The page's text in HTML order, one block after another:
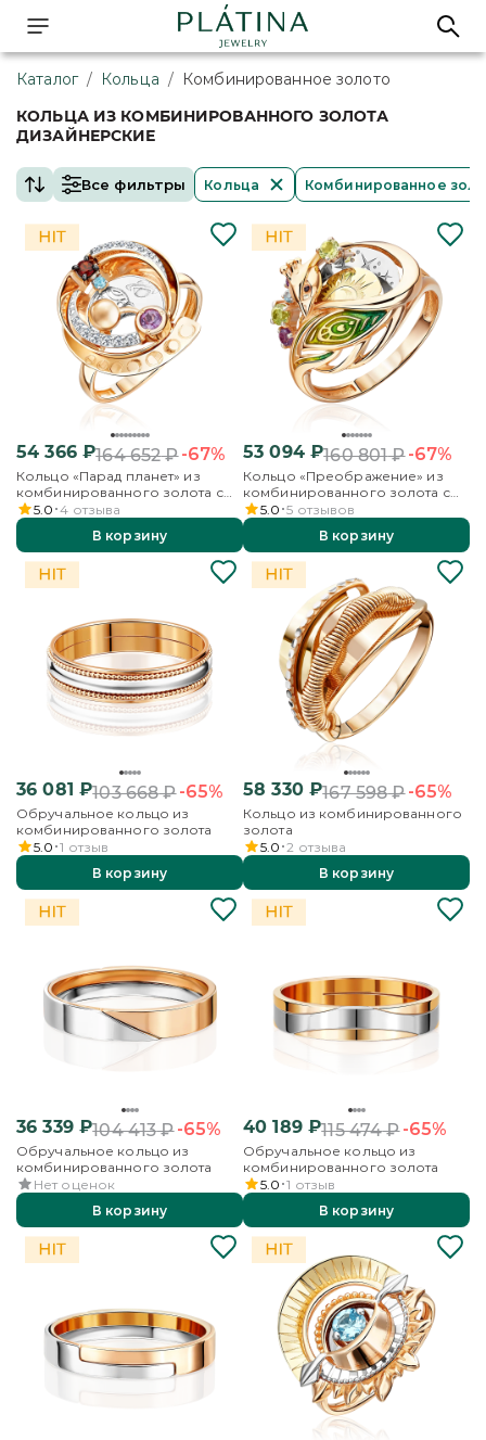
Каталог / Кольца / Комбинированное золото
КОЛЬЦА ИЗ КОМБИНИРОВАННОГО ЗОЛОТА
ДИЗАЙНЕРСКИЕ
Все фильтры Кольца Комбинированное
54 366₽164 652₽-67%
Кольцо «Парад планет» из
комбинированного золота с
миксом камней
5.0 4 отзыва
В корзину
53 094₽160 801₽-67%
Кольцо «Преображение» из
комбинированного золота с
миксом камней и эмалью
5.0 5 отзывов
В корзину
36 081 ₽103 668₽-65%
Обручальное кольцо из
комбинированного золота
5.0 1 отзыв
В корзину
58 330₽167 598₽-65%
Кольцо из комбинированного
золота
5.0 2 отзыва
В корзину
36 339₽104 413₽-65%
Обручальное кольцо из
комбинированного золота
Нет оценок
В корзину
40 189₽115 474₽-65%
Обручальное кольцо из
комбинированного золота
5.0 1 отзыв
В корзину